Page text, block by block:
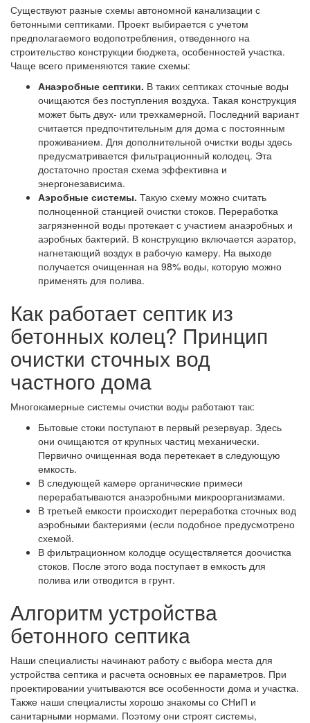
Существуют разные схемы автономной канализации с
бетонными септиками. Проект выбирается с учетом
предполагаемого водопотребления, отведенного на
строительство конструкции бюджета, особенностей участка.
Чаще всего применяются такие схемы:
Анаэробные септики. В таких септиках сточные воды
очищаются без поступления воздуха. Такая конструкция
может быть двух- или трехкамерной. Последний вариант
считается предпочтительным для дома с постоянным
проживанием. Для дополнительной очистки воды здесь
предусматривается фильтрационный колодец. Эта
достаточно простая схема эффективна и
энергонезависима.
Аэробные системы. Такую схему можно считать
полноценной станцией очистки стоков. Переработка
загрязненной воды протекает с участием анаэробных и
аэробных бактерий. В конструкцию включается аэратор,
нагнетающий воздух в рабочую камеру. На выходе
получается очищенная на 98% воды, которую можно
применять для полива.
Как работает септик из
бетонных колец? Принцип
очистки сточных вод
частного дома
Многокамерные системы очистки воды работают так:
Бытовые стоки поступают в первый резервуар. Здесь
они очищаются от крупных частиц механически.
Первично очищенная вода перетекает в следующую
емкость.
В следующей камере органические примеси
перерабатываются анаэробными микроорганизмами.
В третьей емкости происходит переработка сточных вод
аэробными бактериями (если подобное предусмотрено
схемой.
В фильтрационном колодце осуществляется доочистка
стоков. После этого вода поступает в емкость для
полива или отводится в грунт.
Алгоритм устройства
бетонного септика
Наши специалисты начинают работу с выбора места для
устройства септика и расчета основных ее параметров. При
проектировании учитываются все особенности дома и участка.
Также наши специалисты хорошо знакомы со СНиП и
санитарными нормами. Поэтому они строят системы,